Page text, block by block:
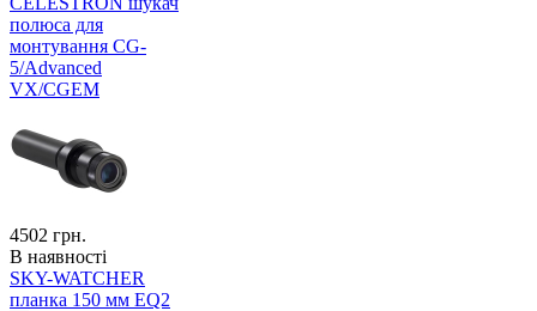
полюса для
монтування CG-
5/Advanced
VX/CGEM
4502 грн.
В наявності
SKY-WATCHER
планка 150 мм EQ2